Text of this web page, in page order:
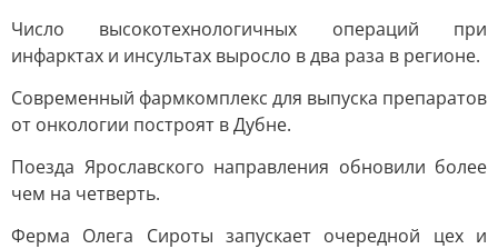
Число высокотехнологичных операций при
инфарктах и инсультах выросло в два раза в регионе.
Современный фармкомплекс для выпуска препаратов
от онкологии построят в Дубне.
Поезда Ярославского направления обновили более
чем на четверть.
Ферма Олега Сироты запускает очередной цех и